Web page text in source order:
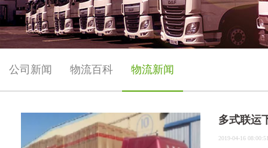
公司新闻 物流百科 物流新闻
多式联运
2019-04-16